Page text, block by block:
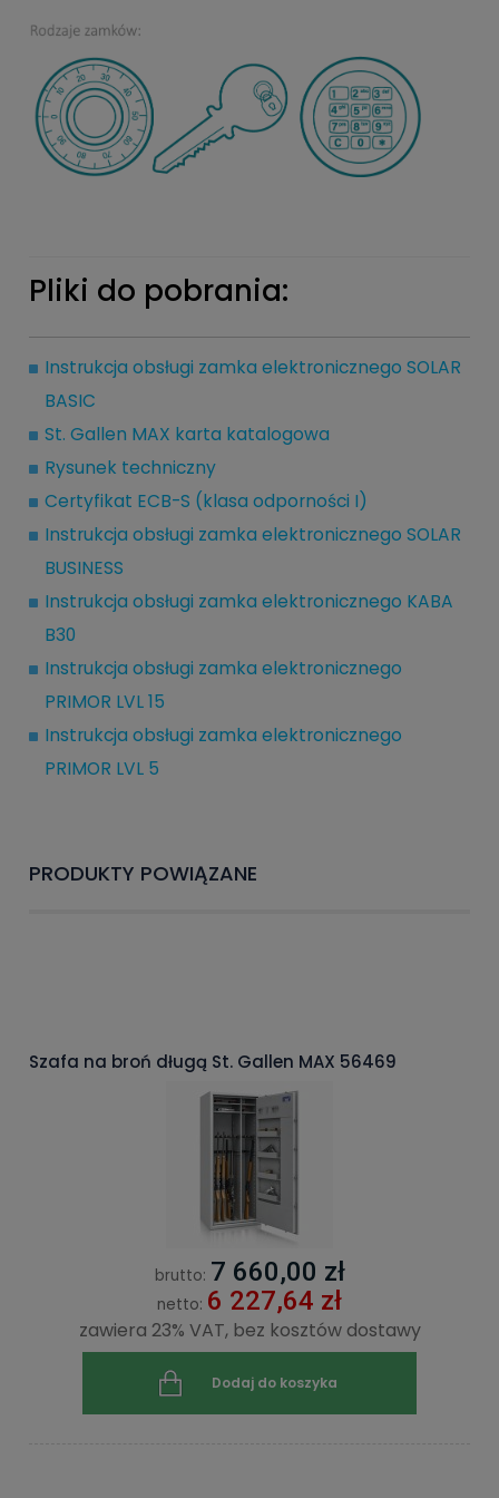
Pliki do pobrania:
Instrukcja obsługi zamka elektronicznego SOLAR
BASIC
St. Gallen MAX karta katalogowa
Rysunek techniczny
Certyfikat ECB-S (klasa odporności I)
Instrukcja obsługi zamka elektronicznego SOLAR
BUSINESS
Instrukcja obsługi zamka elektronicznego KABA
B30
Instrukcja obsługi zamka elektronicznego
PRIMOR LVL 15
Instrukcja obsługi zamka elektronicznego
PRIMOR LVL 5
PRODUKTY POWIĄZANE
Szafa na broń długą St. Gallen MAX 56469
brutto: 7 660,00 zł
netto: 6 227,64 zł
zawiera 23% VAT, bez kosztów dostawy
Dodaj do koszyka